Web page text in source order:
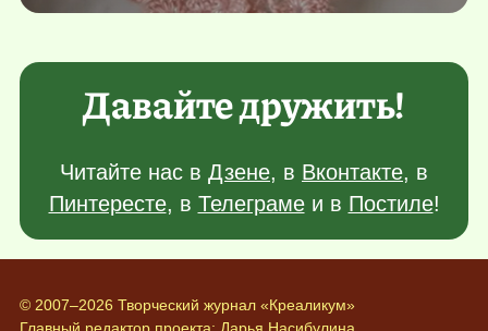
Давайте дружить!
Читайте нас в Дзене, в Вконтакте, в
Пинтересте, в Телеграмеи в Постиле!
© 2007–2026 Творческий журнал «Креаликум»